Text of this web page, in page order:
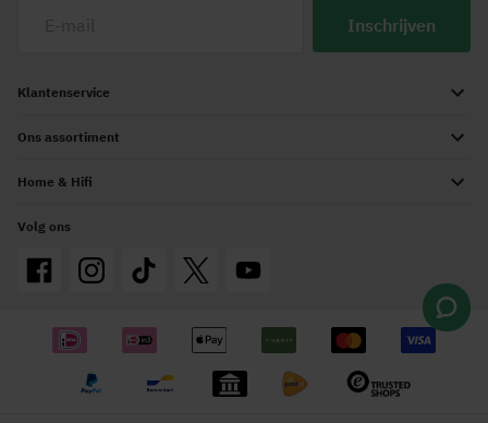
Inschrijven
Klantenservice
Ons assortiment
Home & Hifi
Volg ons